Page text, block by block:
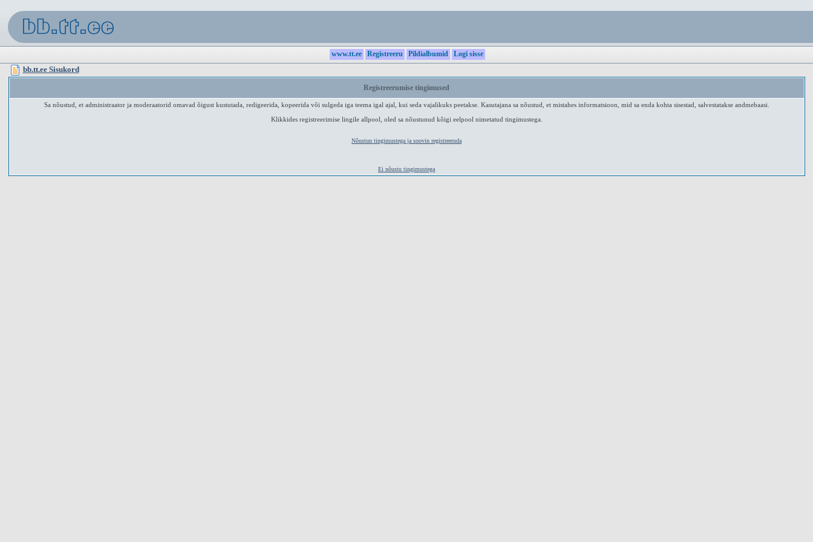
www.tt.ee Registreeru Pildialbumid Logi sisse
bb.tt.ee Sisukord
Registreerumise tingimused
Sa nõustud, et administraator ja moderaatorid omavad õigust kustutada, redigeerida, kopeerida või sulgeda iga teema igal ajal, kui seda vajalikuks peetakse. Kasutajana sa nõustud, et mistahes informatsioon, mid sa enda kohta sisestad, salvestatakse andmebaasi.
Klikkides registreerimise lingile allpool, oled sa nõustunud kõigi eelpool nimetatud tingimustega.
Nõustun tingimustega ja soovin registreeruda
Ei nõustu tingimustega